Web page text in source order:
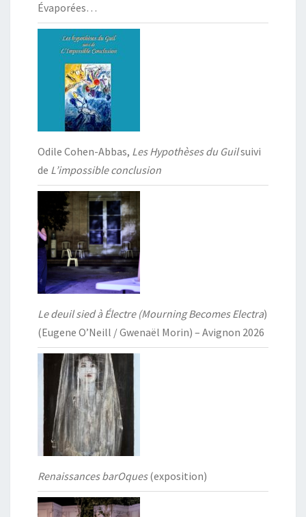
Évaporées…
Odile Cohen-Abbas, Les Hypothèses du Guilsuivi
de L’impossible conclusion
Le deuil sied à Électre (Mourning Becomes Electra)
(Eugene O’Neill / Gwenaël Morin) – Avignon 2026
Renaissances barOques(exposition)